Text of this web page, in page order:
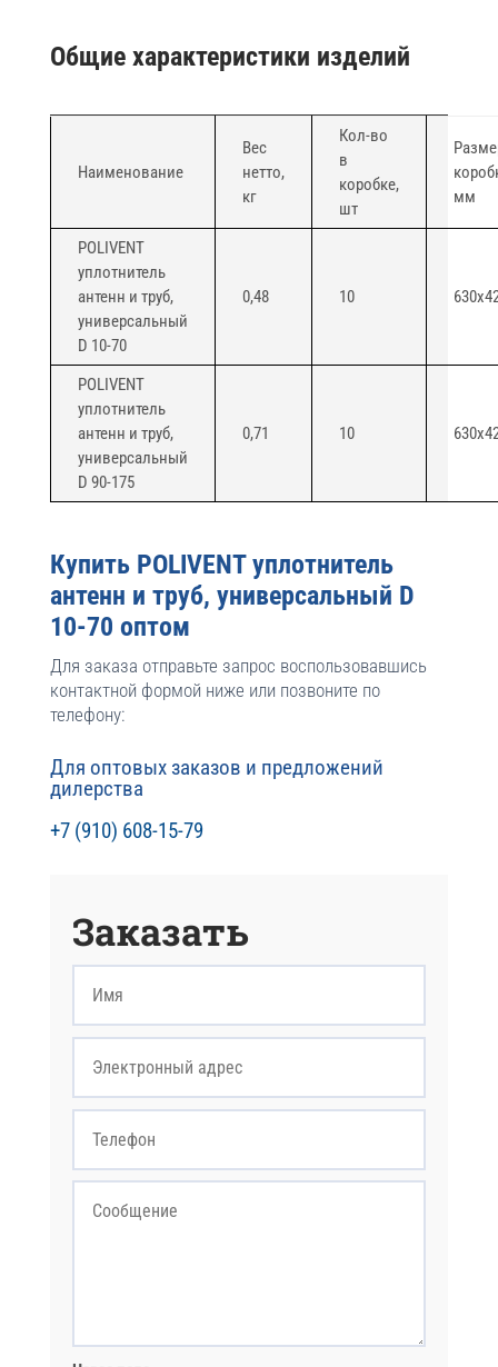
Общие характеристики изделий
Наименование
Вес
нетто,
кг
Кол-во
в
коробке,
шт
мм
POLIVENT
уплотнитель
антенн и труб,
универсальный
D 10-70
0,48 10
POLIVENT
уплотнитель
антенн и труб,
универсальный
D 90-175
0,71 10
Купить POLIVENT уплотнитель
антенн и труб, универсальный D
10-70 оптом
Для заказа отправьте запрос воспользовавшись
контактной формой ниже или позвоните по
телефону:
Для оптовых заказов и предложений
дилерства
+7 (910) 608-15-79
Заказать